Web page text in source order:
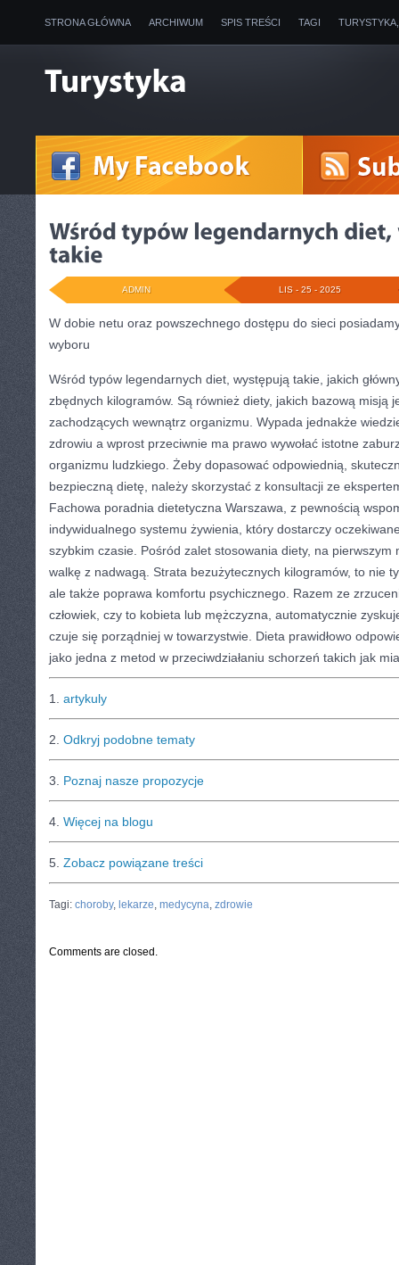
STRONA GŁÓWNA ARCHIWUM SPIS TREŚCI TAGI
LIS - 25 - 2025
ADMIN
W dobie netu oraz powszechnego dostępu do sieci
wyboru
Wśród typów legendarnych diet, występują takie, jakich
zbędnych kilogramów. Są również diety, jakich bazową misją
zachodzących wewnątrz organizmu. Wypada jednakże
zdrowiu a wprost przeciwnie ma prawo wywołać istotne
organizmu ludzkiego. Żeby dopasować odpowiednią,
bezpieczną dietę, należy skorzystać z konsultacji ze
Fachowa poradnia dietetyczna Warszawa, z pewnością
indywidualnego systemu żywienia, który dostarczy
szybkim czasie. Pośród zalet stosowania diety, na pierwszym
walkę z nadwagą. Strata bezużytecznych kilogramów, to nie
ale także poprawa komfortu psychicznego. Razem ze
człowiek, czy to kobieta lub mężczyzna, automatycznie
czuje się porządniej w towarzystwie. Dieta prawidłowo
jako jedna z metod w przeciwdziałaniu schorzeń takich jak
1. artykuly
2. Odkryj podobne tematy
3. Poznaj nasze propozycje
4. Więcej na blogu
5. Zobacz powiązane treści
Tagi: choroby, lekarze, medycyna, zdrowie
Comments are closed.